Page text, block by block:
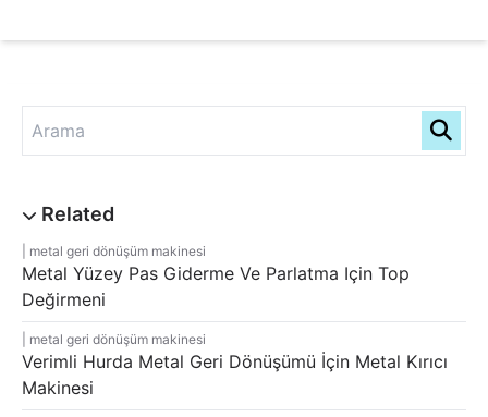
metal geri dönüşüm makinesi
Metal Yüzey Pas Giderme Ve Parlatma Için Top
Değirmeni
metal geri dönüşüm makinesi
Verimli Hurda Metal Geri Dönüşümü İçin Metal Kırıcı
Makinesi